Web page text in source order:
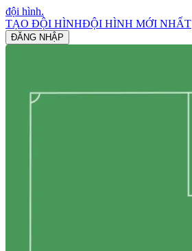
đội hình.
TẠO ĐỘI HÌNHĐỘI HÌNH MỚI NHẤT
ĐĂNG NHẬP